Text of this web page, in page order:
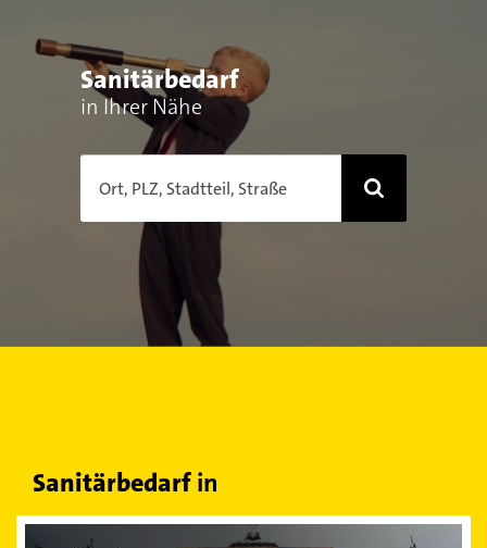
Sanitärbedarf
in Ihrer Nähe
Ort, PLZ, Stadtteil, Straße
Sanitärbedarfin
Sanitärbedarf in Berlin